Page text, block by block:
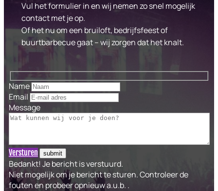
Vul het formulier in en wij nemen zo snel mogelijk
contact met je op.
Of het nu om een bruiloft, bedrijfsfeest of
buurtbarbecue gaat – wij zorgen dat het knalt.
Name
Email
Message
Versturen
Bedankt! Je bericht is verstuurd.
Niet mogelijk om je bericht te sturen. Controleer de
fouten en probeer opnieuw a.u.b. .